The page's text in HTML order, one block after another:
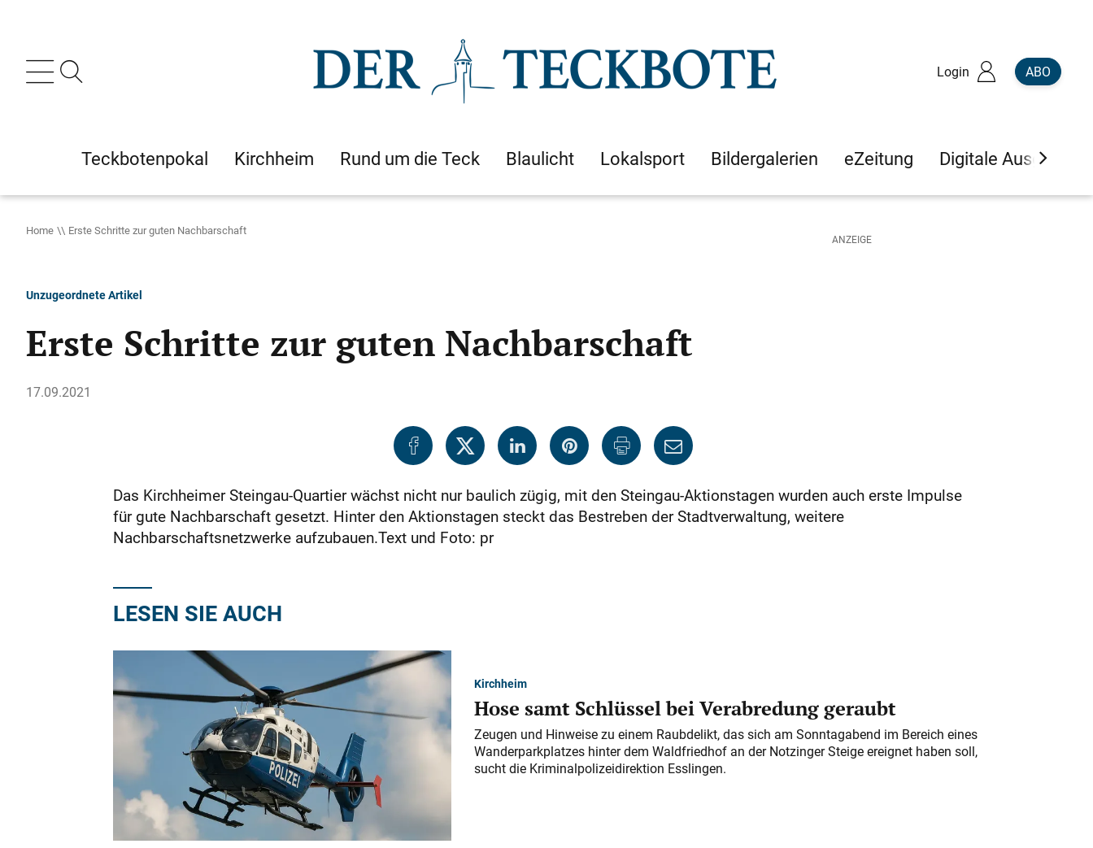
Login ABO
Teckbotenpokal Kirchheim Rund um die Teck Blaulicht Lokalsport Bildergalerien eZeitung Digitale Ausgaben
Home Erste Schritte zur guten Nachbarschaft
Unzugeordnete Artikel
Erste Schritte zur guten Nachbarschaft
17.09.2021
Das Kirchheimer Steingau-Quartier wächst nicht nur baulich zügig, mit den Steingau-Aktionstagen wurden auch erste Impulse
für gute Nachbarschaft gesetzt. Hinter den Aktionstagen steckt das Bestreben der Stadtverwaltung, weitere
Nachbarschaftsnetzwerke aufzubauen.Text und Foto: pr
LESEN SIE AUCH
Kirchheim
Hose samt Schlüssel bei Verabredung geraubt
Zeugen und Hinweise zu einem Raubdelikt, das sich am Sonntagabend im Bereich eines
Wanderparkplatzes hinter dem Waldfriedhof an der Notzinger Steige ereignet haben soll,
sucht die Kriminalpolizeidirektion Esslingen.